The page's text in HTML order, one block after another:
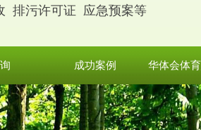
排污许可证 应急预案等
成功案例